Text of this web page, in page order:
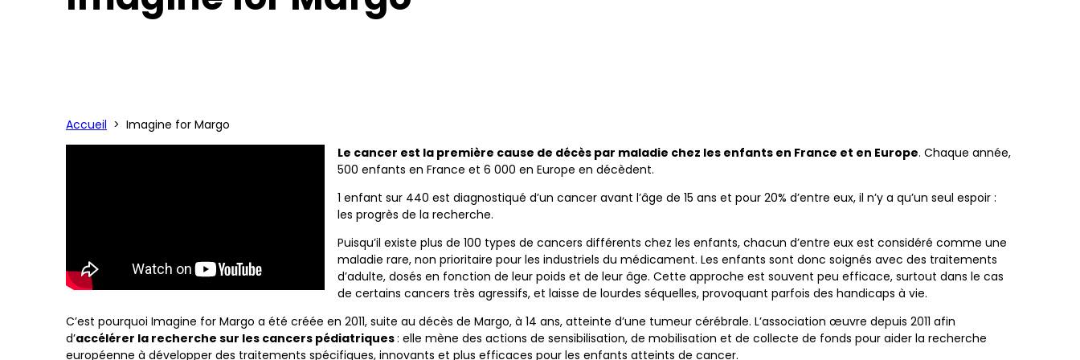
Accueil > Imagine for Margo
Le cancer est la première cause de décès par maladie chez les enfants en France et en Europe. Chaque année,
500 enfants en France et 6 000 en Europe en décèdent.
1 enfant sur 440 est diagnostiqué d’un cancer avant l’âge de 15 ans et pour 20% d’entre eux, il n’y a qu’un seul espoir :
les progrès de la recherche.
Puisqu’il existe plus de 100 types de cancers différents chez les enfants, chacun d’entre eux est considéré comme une
maladie rare, non prioritaire pour les industriels du médicament. Les enfants sont donc soignés avec des traitements
d’adulte, dosés en fonction de leur poids et de leur âge. Cette approche est souvent peu efficace, surtout dans le cas
de certains cancers très agressifs, et laisse de lourdes séquelles, provoquant parfois des handicaps à vie.
C’est pourquoi Imagine for Margo a été créée en 2011, suite au décès de Margo, à 14 ans, atteinte d’une tumeur cérébrale. L’association œuvre depuis 2011 afin
d’accélérer la recherche sur les cancers pédiatriques: elle mène des actions de sensibilisation, de mobilisation et de collecte de fonds pour aider la recherche
européenne à développer des traitements spécifiques, innovants et plus efficaces pour les enfants atteints de cancer.